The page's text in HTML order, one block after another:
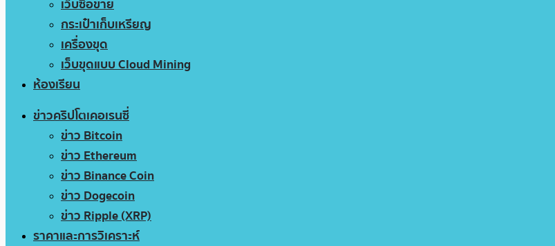
เว็บซื้อขาย
กระเป๋าเก็บเหรียญ
เครื่องขุด
เว็บขุดแบบ Cloud Mining
ห้องเรียน
ข่าวคริปโตเคอเรนซี่
ข่าว Bitcoin
ข่าว Ethereum
ข่าว Binance Coin
ข่าว Dogecoin
ข่าว Ripple (XRP)
ราคาและการวิเคราะห์